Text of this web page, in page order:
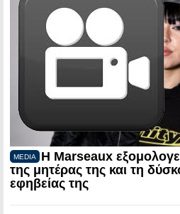
MEDIA
Η Marseaux
της μητέρας της και τη
εφηβείας της